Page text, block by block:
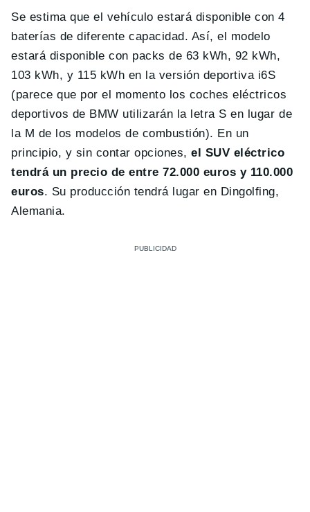
Se estima que el vehículo estará disponible con 4
baterías de diferente capacidad. Así, el modelo
estará disponible con packs de 63 kWh, 92 kWh,
103 kWh, y 115 kWh en la versión deportiva i6S
(parece que por el momento los coches eléctricos
deportivos de BMW utilizarán la letra S en lugar de
la M de los modelos de combustión). En un
principio, y sin contar opciones,el SUV eléctrico
tendrá un precio de entre 72.000 euros y 110.000
euros. Su producción tendrá lugar en Dingolfing,
Alemania.